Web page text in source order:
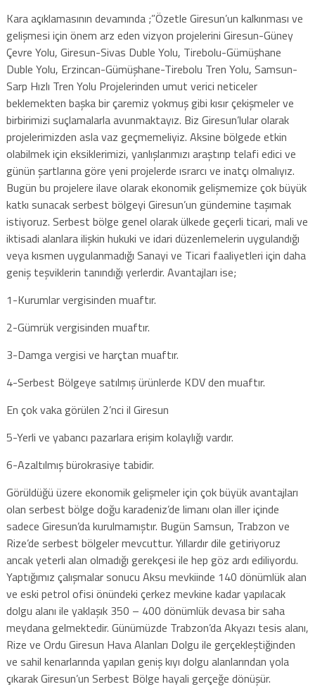
Kara açıklamasının devamında ;”Özetle Giresun’un kalkınması ve
gelişmesi için önem arz eden vizyon projelerini Giresun-Güney
Çevre Yolu, Giresun-Sivas Duble Yolu, Tirebolu-Gümüşhane
Duble Yolu, Erzincan-Gümüşhane-Tirebolu Tren Yolu, Samsun-
Sarp Hızlı Tren Yolu Projelerinden umut verici neticeler
beklemekten başka bir çaremiz yokmuş gibi kısır çekişmeler ve
birbirimizi suçlamalarla avunmaktayız. Biz Giresun’lular olarak
projelerimizden asla vaz geçmemeliyiz. Aksine bölgede etkin
olabilmek için eksiklerimizi, yanlışlarımızı araştırıp telafi edici ve
günün şartlarına göre yeni projelerde ısrarcı ve inatçı olmalıyız.
Bugün bu projelere ilave olarak ekonomik gelişmemize çok büyük
katkı sunacak serbest bölgeyi Giresun’un gündemine taşımak
istiyoruz. Serbest bölge genel olarak ülkede geçerli ticari, mali ve
iktisadi alanlara ilişkin hukuki ve idari düzenlemelerin uygulandığı
veya kısmen uygulanmadığı Sanayi ve Ticari faaliyetleri için daha
geniş teşviklerin tanındığı yerlerdir. Avantajları ise;
1-Kurumlar vergisinden muaftır.
2-Gümrük vergisinden muaftır.
3-Damga vergisi ve harçtan muaftır.
4-Serbest Bölgeye satılmış ürünlerde KDV den muaftır.
En çok vaka görülen 2’nci il Giresun
5-Yerli ve yabancı pazarlara erişim kolaylığı vardır.
6-Azaltılmış bürokrasiye tabidir.
Görüldüğü üzere ekonomik gelişmeler için çok büyük avantajları
olan serbest bölge doğu karadeniz’de limanı olan iller içinde
sadece Giresun’da kurulmamıştır. Bugün Samsun, Trabzon ve
Rize’de serbest bölgeler mevcuttur. Yıllardır dile getiriyoruz
ancak yeterli alan olmadığı gerekçesi ile hep göz ardı ediliyordu.
Yaptığımız çalışmalar sonucu Aksu mevkiinde 140 dönümlük alan
ve eski petrol ofisi önündeki çerkez mevkine kadar yapılacak
dolgu alanı ile yaklaşık 350 – 400 dönümlük devasa bir saha
meydana gelmektedir. Günümüzde Trabzon’da Akyazı tesis alanı,
Rize ve Ordu Giresun Hava Alanları Dolgu ile gerçekleştiğinden
ve sahil kenarlarında yapılan geniş kıyı dolgu alanlarından yola
çıkarak Giresun’un Serbest Bölge hayali gerçeğe dönüşür.